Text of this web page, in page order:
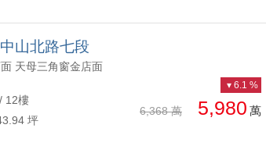
山北路七段
天母三角窗金店面
12樓
坪
6,368 萬 5,980 萬
6.1 %